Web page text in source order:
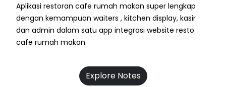
Aplikasi restoran cafe rumah makan super lengkap
dengan kemampuan waiters , kitchen display, kasir
dan admin dalam satu app integrasi website resto
cafe rumah makan.
Explore Notes